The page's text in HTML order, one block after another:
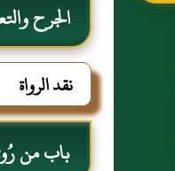
الجرح
نقد الرواة
باب من